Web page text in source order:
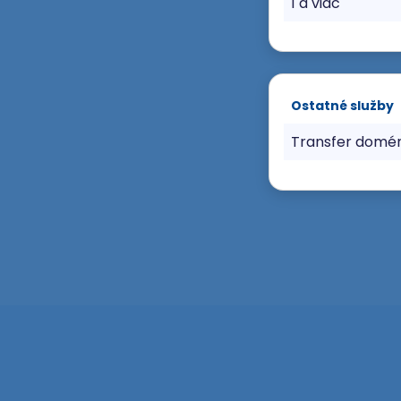
Ostatné služby
Transfer